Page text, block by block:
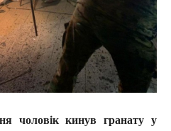
чоловік кинув гранату у